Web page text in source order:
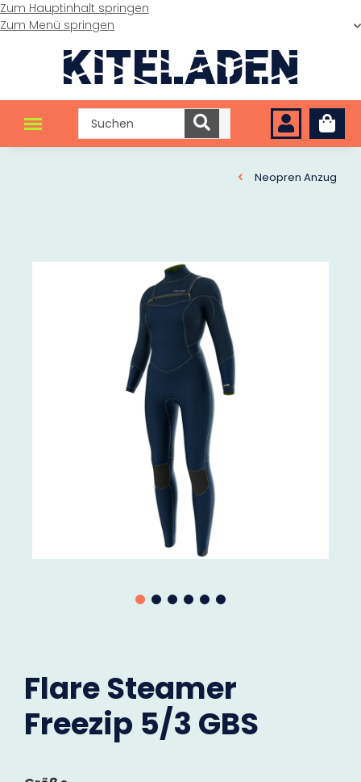
Zum Hauptinhalt springen
Zum Menü springen
Neopren Anzug
Flare Steamer
Freezip 5/3 GBS